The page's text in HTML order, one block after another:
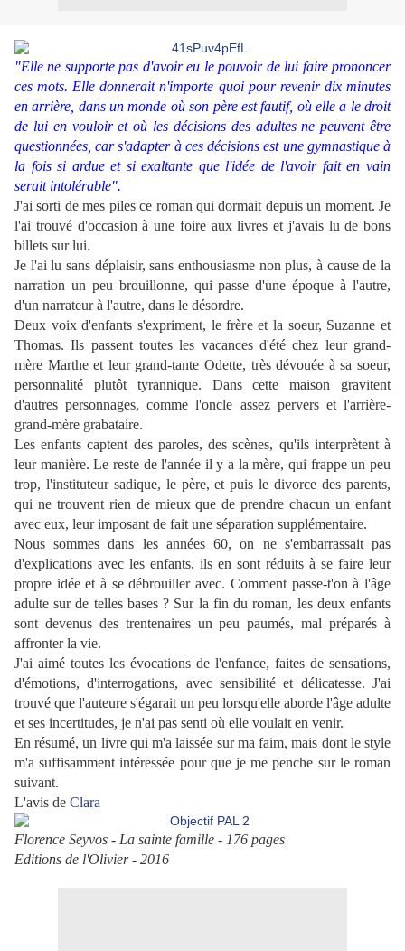
"Elle ne supporte pas d'avoir eu le pouvoir de lui faire prononcer
ces mots. Elle donnerait n'importe quoi pour revenir dix minutes
en arrière, dans un monde où son père est fautif, où elle a le droit
de lui en vouloir et où les décisions des adultes ne peuvent être
questionnées, car s'adapter à ces décisions est une gymnastique à
la fois si ardue et si exaltante que l'idée de l'avoir fait en vain
serait intolérable".
J'ai sorti de mes piles ce roman qui dormait depuis un moment. Je
l'ai trouvé d'occasion à une foire aux livres et j'avais lu de bons
billets sur lui.
Je l'ai lu sans déplaisir, sans enthousiasme non plus, à cause de la
narration un peu brouillonne, qui passe d'une époque à l'autre,
d'un narrateur à l'autre, dans le désordre.
Deux voix d'enfants s'expriment, le frère et la soeur, Suzanne et
Thomas. Ils passent toutes les vacances d'été chez leur grand-
mère Marthe et leur grand-tante Odette, très dévouée à sa soeur,
personnalité plutôt tyrannique. Dans cette maison gravitent
d'autres personnages, comme l'oncle assez pervers et l'arrière-
grand-mère grabataire.
Les enfants captent des paroles, des scènes, qu'ils interprètent à
leur manière. Le reste de l'année il y a la mère, qui frappe un peu
trop, l'instituteur sadique, le père, et puis le divorce des parents,
qui ne trouvent rien de mieux que de prendre chacun un enfant
avec eux, leur imposant de fait une séparation supplémentaire.
Nous sommes dans les années 60, on ne s'embarrassait pas
d'explications avec les enfants, ils en sont réduits à se faire leur
propre idée et à se débrouiller avec. Comment passe-t'on à l'âge
adulte sur de telles bases ? Sur la fin du roman, les deux enfants
sont devenus des trentenaires un peu paumés, mal préparés à
affronter la vie.
J'ai aimé toutes les évocations de l'enfance, faites de sensations,
d'émotions, d'interrogations, avec sensibilité et délicatesse. J'ai
trouvé que l'auteure s'égarait un peu lorsqu'elle aborde l'âge adulte
et ses incertitudes, je n'ai pas senti où elle voulait en venir.
En résumé, un livre qui m'a laissée sur ma faim, mais dont le style
m'a suffisamment intéressée pour que je me penche sur le roman
suivant.
L'avis de Clara
Florence Seyvos - La sainte famille - 176 pages
Editions de l'Olivier - 2016